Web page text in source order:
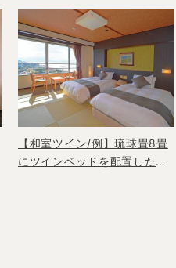
【和室ツイン/例】琉球畳8畳
にツインベッドを配置した人